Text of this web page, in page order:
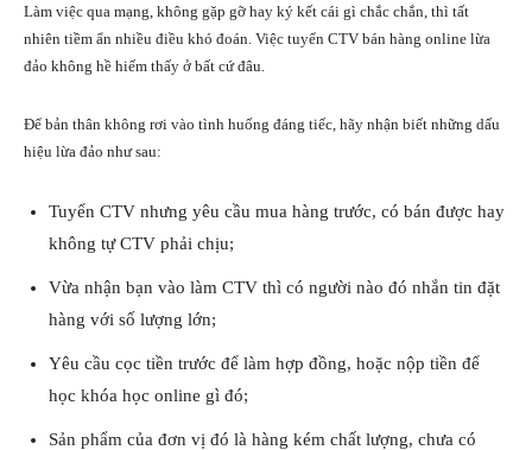
Làm việc qua mạng, không gặp gỡ hay ký kết cái gì chắc chắn, thì tất
nhiên tiềm ẩn nhiều điều khó đoán. Việc tuyển CTV bán hàng online lừa
đảo không hề hiếm thấy ở bất cứ đâu.
Để bản thân không rơi vào tình huống đáng tiếc, hãy nhận biết những dấu
hiệu lừa đảo như sau:
Tuyển CTV nhưng yêu cầu mua hàng trước, có bán được hay
không tự CTV phải chịu;
Vừa nhận bạn vào làm CTV thì có người nào đó nhắn tin đặt
hàng với số lượng lớn;
Yêu cầu cọc tiền trước để làm hợp đồng, hoặc nộp tiền để
học khóa học online gì đó;
Sản phẩm của đơn vị đó là hàng kém chất lượng, chưa có